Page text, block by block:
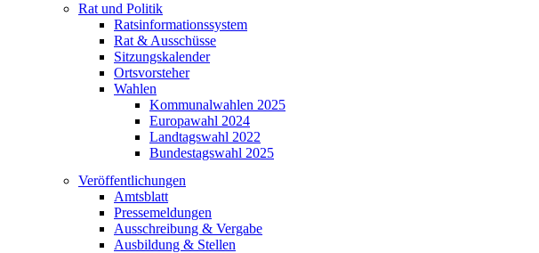
Rat und Politik
Ratsinformationssystem
Rat & Ausschüsse
Sitzungskalender
Ortsvorsteher
Wahlen
Kommunalwahlen 2025
Europawahl 2024
Landtagswahl 2022
Bundestagswahl 2025
Veröffentlichungen
Amtsblatt
Pressemeldungen
Ausschreibung & Vergabe
Ausbildung & Stellen